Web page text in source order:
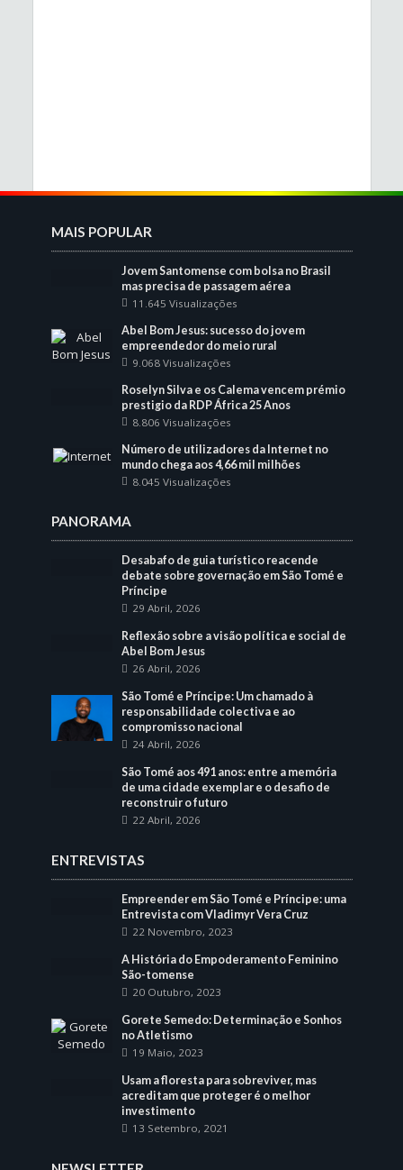
MAIS POPULAR
Jovem Santomense com bolsa no Brasil
mas precisa de passagem aérea
11.645 Visualizações
Abel Bom Jesus: sucesso do jovem
empreendedor do meio rural
9.068 Visualizações
Roselyn Silva e os Calema vencem prémio
prestigio da RDP África 25 Anos
8.806 Visualizações
Número de utilizadores da Internet no
mundo chega aos 4,66 mil milhões
8.045 Visualizações
PANORAMA
Desabafo de guia turístico reacende
debate sobre governação em São Tomé e
Príncipe
29 Abril, 2026
Reflexão sobre a visão política e social de
Abel Bom Jesus
26 Abril, 2026
São Tomé e Príncipe: Um chamado à
responsabilidade colectiva e ao
compromisso nacional
24 Abril, 2026
São Tomé aos 491 anos: entre a memória
de uma cidade exemplar e o desafio de
reconstruir o futuro
22 Abril, 2026
ENTREVISTAS
Empreender em São Tomé e Príncipe: uma
Entrevista com Vladimyr Vera Cruz
22 Novembro, 2023
A História do Empoderamento Feminino
São-tomense
20 Outubro, 2023
Gorete Semedo: Determinação e Sonhos
no Atletismo
19 Maio, 2023
Usam a floresta para sobreviver, mas
acreditam que proteger é o melhor
investimento
13 Setembro, 2021